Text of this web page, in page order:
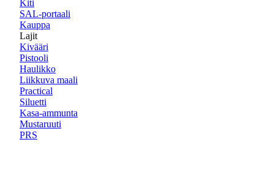
Kiti
SAL-portaali
Kauppa
Lajit
Kivääri
Pistooli
Haulikko
Liikkuva maali
Practical
Siluetti
Kasa-ammunta
Mustaruuti
PRS